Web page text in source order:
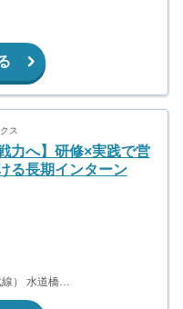
ス
力へ】研修×実践で営
る長期インターン
水道橋駅から徒歩1分（JR中央、総武線） 水道橋駅から徒歩6分（都営三田線）